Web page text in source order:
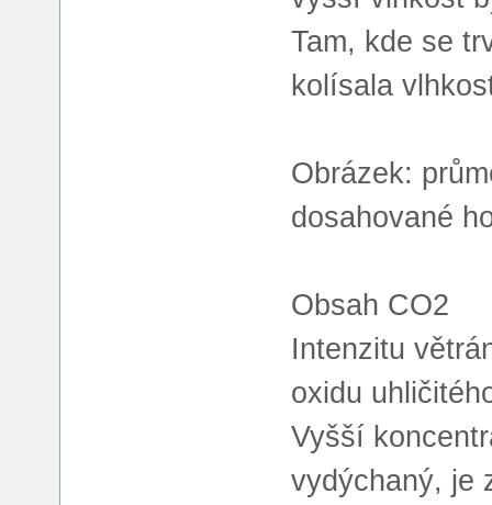
Tam, kde se
kolísala
Obrázek:
dosahované
Obsah CO2
Intenzitu
oxidu
Vyšší
vydýchaný, je